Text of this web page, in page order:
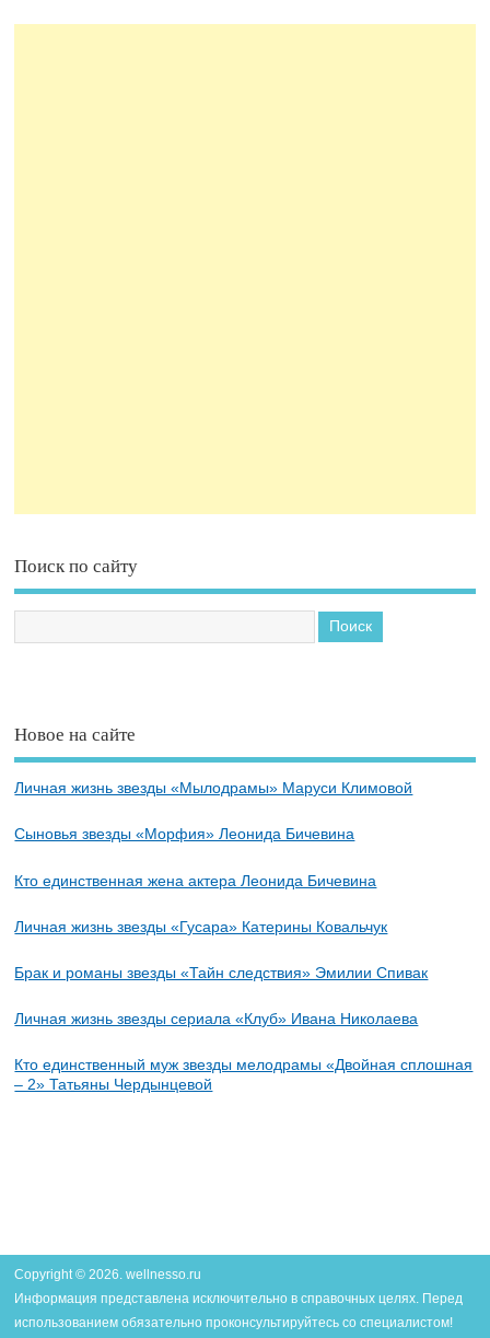
Поиск по сайту
Новое на сайте
Личная жизнь звезды «Мылодрамы» Маруси Климовой
Сыновья звезды «Морфия» Леонида Бичевина
Кто единственная жена актера Леонида Бичевина
Личная жизнь звезды «Гусара» Катерины Ковальчук
Брак и романы звезды «Тайн следствия» Эмилии Спивак
Личная жизнь звезды сериала «Клуб» Ивана Николаева
Кто единственный муж звезды мелодрамы «Двойная сплошная
– 2» Татьяны Чердынцевой
Copyright © 2026. wellnesso.ru
Информация представлена исключительно в справочных целях. Перед
использованием обязательно проконсультируйтесь со специалистом!